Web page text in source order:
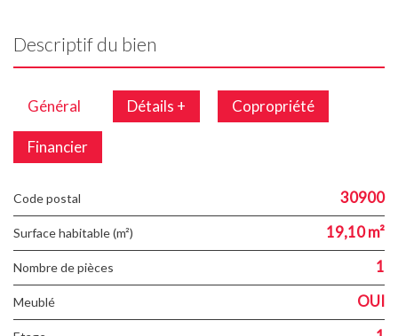
Descriptif du bien
Général Détails + Copropriété
Financier
Code postal 30900
Surface habitable (m²) 19,10 m²
Nombre de pièces 1
Meublé OUI